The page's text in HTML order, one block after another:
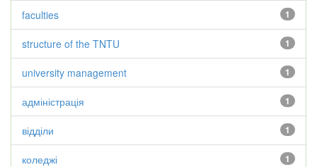
1
faculties
1
structure of the TNTU
1
university management
1
адміністрація
1
відділи
1
коледжі